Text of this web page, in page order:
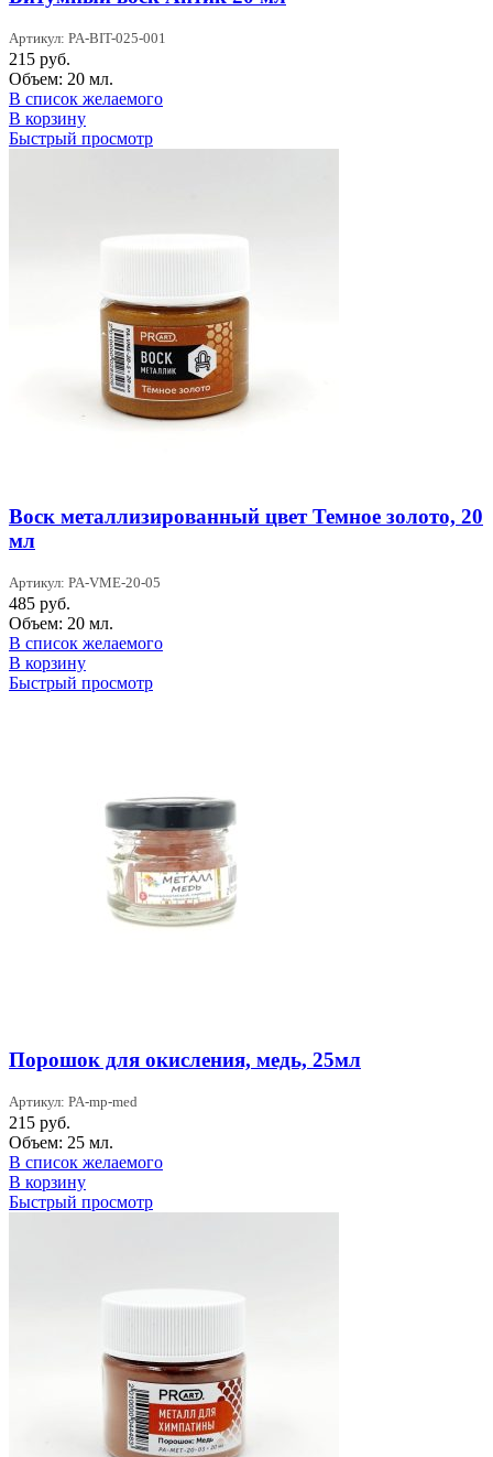
Артикул: PA-BIT-025-001
215 руб.
Объем: 20 мл.
В список желаемого
В корзину
Быстрый просмотр
Воск металлизированный цвет Темное золото, 20
мл
Артикул: PA-VME-20-05
485 руб.
Объем: 20 мл.
В список желаемого
В корзину
Быстрый просмотр
Порошок для окисления, медь, 25мл
Артикул: PA-mp-med
215 руб.
Объем: 25 мл.
В список желаемого
В корзину
Быстрый просмотр